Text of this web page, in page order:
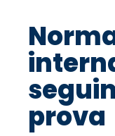
prova